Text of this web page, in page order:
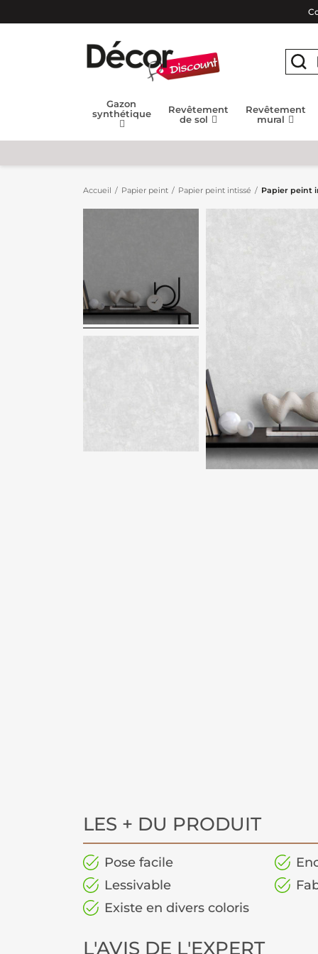
Gazon
synthétique
Revêtement
de sol
Revêtement
mural
Accueil Papier peint Papier peint intissé Papier peint
LES + DU PRODUIT
Pose facile
Lessivable
Existe en divers coloris
L'AVIS DE L'EXPERT